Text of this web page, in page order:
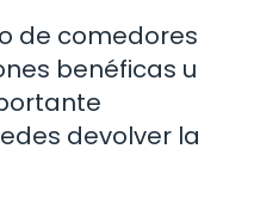
de comedores
benéficas u
devolver la